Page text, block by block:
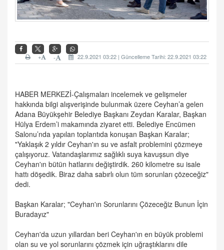
22.9.2021 03:22 | Güncelleme Tarihi: 22.9.2021 03:22
-
+
HABER MERKEZİ-Çalışmaları incelemek ve gelişmeler
hakkında bilgi alışverişinde bulunmak üzere Ceyhan’a gelen
Adana Büyükşehir Belediye Başkanı Zeydan Karalar, Başkan
Hülya Erdem’i makamında ziyaret etti. Belediye Encümen
Salonu’nda yapılan toplantıda konuşan Başkan Karalar;
"Yaklaşık 2 yıldır Ceyhan'ın su ve asfalt problemini çözmeye
çalışıyoruz. Vatandaşlarımız sağlıklı suya kavuşsun diye
Ceyhan'ın bütün hatlarını değiştirdik. 260 kilometre su isale
hattı döşedik. Biraz daha sabırlı olun tüm sorunları çözeceğiz"
dedi.
Başkan Karalar; "Ceyhan'ın Sorunlarını Çözeceğiz Bunun İçin
Buradayız"
Ceyhan'da uzun yıllardan beri Ceyhan'ın en büyük problemi
olan su ve yol sorunlarını çözmek için uğraştıklarını dile